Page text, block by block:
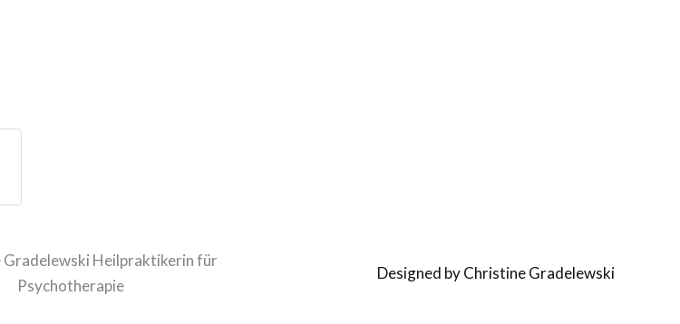
Designed by Christine Gradelewski